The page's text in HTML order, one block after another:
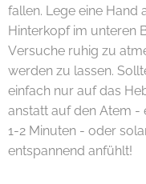
fallen. Lege eine Hand
Hinterkopf im unteren
Versuche ruhig zu
werden zu lassen.
einfach nur auf das
anstatt auf den Atem -
1-2 Minuten - oder
entspannend anfühlt!